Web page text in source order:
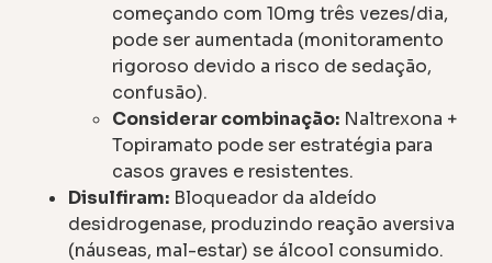
começando com 10mg três vezes/dia,
pode ser aumentada (monitoramento
rigoroso devido a risco de sedação,
confusão).
Considerar combinação: Naltrexona +
Topiramato pode ser estratégia para
casos graves e resistentes.
Disulfiram: Bloqueador da aldeído
desidrogenase, produzindo reação aversiva
(náuseas, mal-estar) se álcool consumido.